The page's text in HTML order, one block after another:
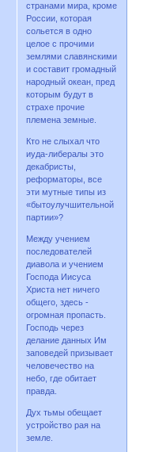
странами мира, кроме
России, которая
сольется в одно
целое с прочими
землями славянскими
и составит громадный
народный океан, пред
которым будут в
страхе прочие
племена земные.
Кто не слыхал что
иуда-либералы это
декабристы,
реформаторы, все
эти мутные типы из
«бытоулучшительной
партии»?
Между учением
последователей
диавола и учением
Господа Иисуса
Христа нет ничего
общего, здесь -
огромная пропасть.
Господь через
делание данных Им
заповедей призывает
человечество на
небо, где обитает
правда.
Дух тьмы обещает
устройство рая на
земле.